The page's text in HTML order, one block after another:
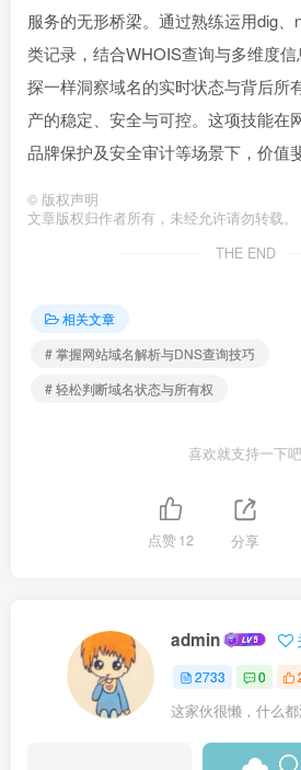
服务的无形桥梁。通过熟练运用dig
类记录，结合WHOIS查询与多维度
探一样洞察域名的实时状态与背后所
产的稳定、安全与可控。这项技能在
品牌保护及安全审计等场景下，价值斐
© 版权声明
文章版权归作者所有，未经允许请勿转载。
THE END
相关文章
# 掌握网站域名解析与DNS查询技巧
# 轻松判断域名状态与所有权
喜欢就支持一下吧
点赞12 分享
admin
2733 0
这家伙很懒，什么